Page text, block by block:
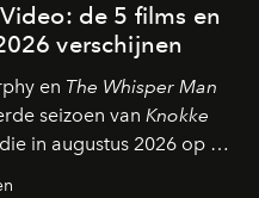
de 5 films en
verschijnen
en The Whisper Man
seizoen van Knokke
in augustus 2026 op de